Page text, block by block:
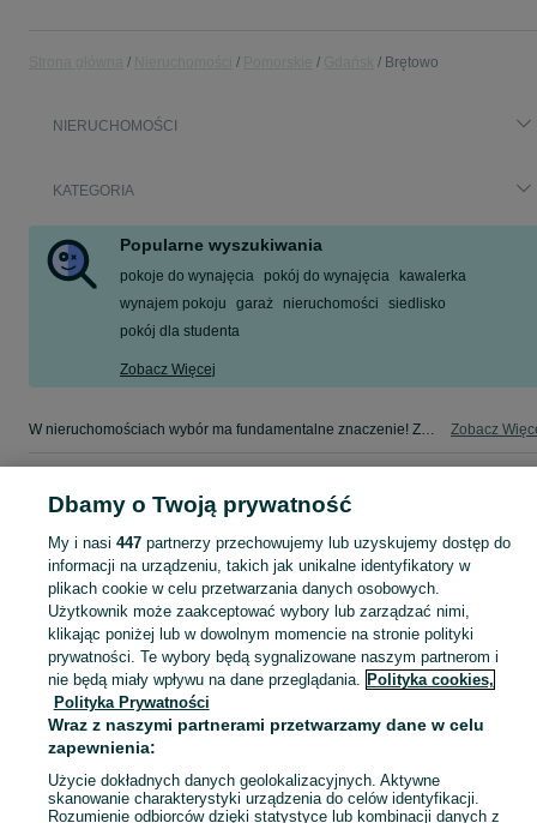
Brętowo
NIERUCHOMOŚCI
KATEGORIA
Popularne wyszukiwania
pokoje do wynajęcia pokój do wynajęcia
kawalerka
wynajem pokoju
garaż nieruchomości
siedlisko
pokój dla studenta
Zobacz Więcej
W nieruchomościach wybór ma fundamentalne znaczenie! Znajdź wymarzony lokal w kategorii Nieruchomości na OLX - Gdańsk i okolice! Zobacz
Mapa miejscowości
Mapa ministron
Popularne wyszukiwania
Dbamy o Twoją prywatność
My i nasi 447partnerzy przechowujemy lub uzyskujemy dostęp do
informacji na urządzeniu, takich jak unikalne identyfikatory w
plikach cookie w celu przetwarzania danych osobowych.
Użytkownik może zaakceptować wybory lub zarządzać nimi,
klikając poniżej lub w dowolnym momencie na stronie polityki
prywatności. Te wybory będą sygnalizowane naszym partnerom i
nie będą miały wpływu na dane przeglądania. Polityka cookies,
Polityka Prywatności
Wraz z naszymi partnerami przetwarzamy dane w celu
zapewnienia:
Użycie dokładnych danych geolokalizacyjnych. Aktywne
skanowanie charakterystyki urządzenia do celów identyfikacji.
Rozumienie odbiorców dzięki statystyce lub kombinacji danych z